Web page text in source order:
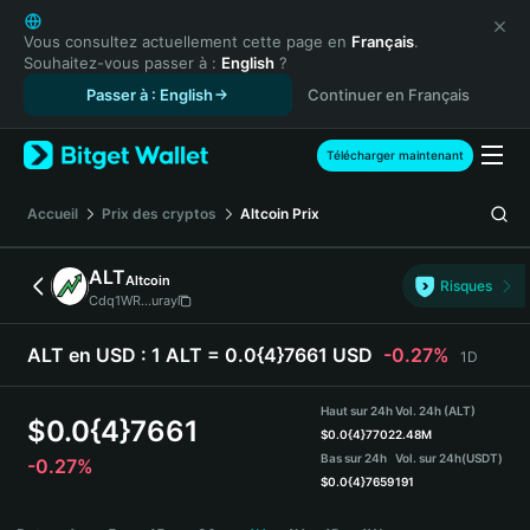
English
日本語
Tiếng Việt
Español (Latinoamérica)
Türkçe
Français
Deutsch
简体中文
繁體中文
Português (Portugal)
Bahasa Indonesia
ภาษาไทย
Español
Español (Argentina)
Vous consultez actuellement cette page en Français.
Souhaitez-vous passer à : English ?
Passer à : English
Continuer en Français
Télécharger maintenant
Accueil Prix des cryptos Altcoin Prix
ALTAltcoin
Cdq1WR...uray
Risques
ALT en USD : 1 ALT = 0.0{4}7661 USD -0.27% 1D
$0.0{4}7661
-0.27%
Haut sur 24h
$0.0{4}7702
Bas sur 24h
$0.0{4}7659
Vol. 24h (ALT)
2.48M
Vol. sur 24h(USDT)
191